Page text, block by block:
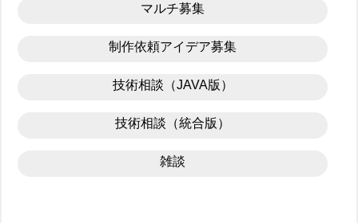
マルチ募集
制作依頼アイデア募集
技術相談（JAVA版）
技術相談（統合版）
雑談